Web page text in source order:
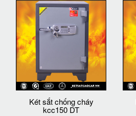
Két sắt chống cháy
kcc150 DT